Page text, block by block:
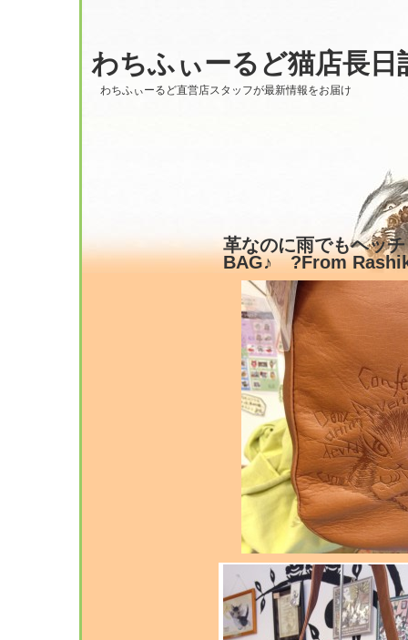
わちふぃーるど猫店長日
わちふぃーるど直営店スタッフが最新情報をお届け
革なのに雨でもヘッ
BAG♪ ?From